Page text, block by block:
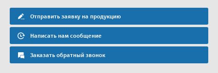
Отправить заявку на продукцию
Написать нам сообщение
Заказать обратный звонок